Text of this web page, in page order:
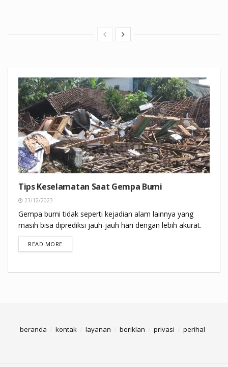
Tips Keselamatan Saat Gempa Bumi
23/12/2023
Gempa bumi tidak seperti kejadian alam lainnya yang
masih bisa diprediksi jauh-jauh hari dengan lebih akurat.
READ MOREDETAILS
beranda kontak layanan beriklan privasi perihal